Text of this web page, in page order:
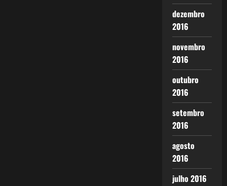
dezembro
2016
novembro
2016
outubro
2016
setembro
2016
agosto
2016
julho 2016